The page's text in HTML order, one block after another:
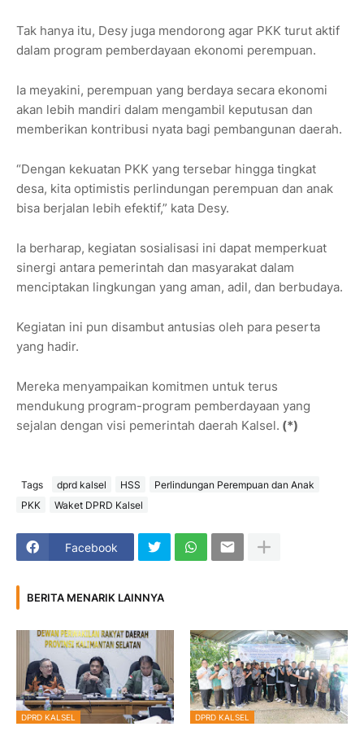
Tak hanya itu, Desy juga mendorong agar PKK turut aktif
dalam program pemberdayaan ekonomi perempuan.
Ia meyakini, perempuan yang berdaya secara ekonomi
akan lebih mandiri dalam mengambil keputusan dan
memberikan kontribusi nyata bagi pembangunan daerah.
“Dengan kekuatan PKK yang tersebar hingga tingkat
desa, kita optimistis perlindungan perempuan dan anak
bisa berjalan lebih efektif,” kata Desy.
Ia berharap, kegiatan sosialisasi ini dapat memperkuat
sinergi antara pemerintah dan masyarakat dalam
menciptakan lingkungan yang aman, adil, dan berbudaya.
Kegiatan ini pun disambut antusias oleh para peserta
yang hadir.
Mereka menyampaikan komitmen untuk terus
mendukung program-program pemberdayaan yang
sejalan dengan visi pemerintah daerah Kalsel. (*)
Tags dprd kalsel HSS
Perlindungan Perempuan dan Anak
PKK
Waket DPRD Kalsel
Facebook
BERITA MENARIK LAINNYA
DPRD KALSEL DPRD KALSEL